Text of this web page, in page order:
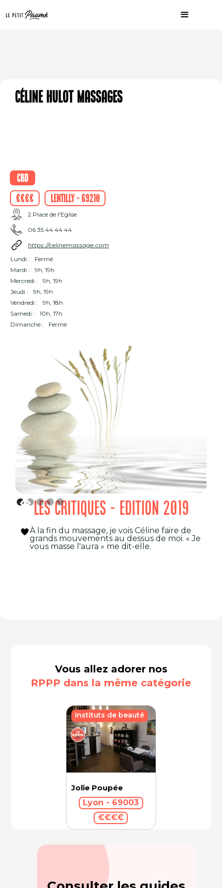
Céline Hulot Massages
CBD
€€€€
Lentilly - 69210
2 Place de l'Eglise
06 35 44 44 44
https://celinemassage.com
Lundi :
Fermé
Mardi :
9h, 19h
Mercredi :
9h, 19h
Jeudi :
9h, 19h
Vendredi :
9h, 18h
Samedi :
10h, 17h
Dimanche :
Fermé
LES CRITIQUES - EDITION 2019
À la fin du massage, je vois Céline faire de
grands mouvements au dessus de moi. « Je
vous masse l'aura » me dit-elle.
Vous allez adorer nos
RPPP dans la même catégorie
Jolie Poupée
Lyon - 69003
€€€€
Instituts de beauté